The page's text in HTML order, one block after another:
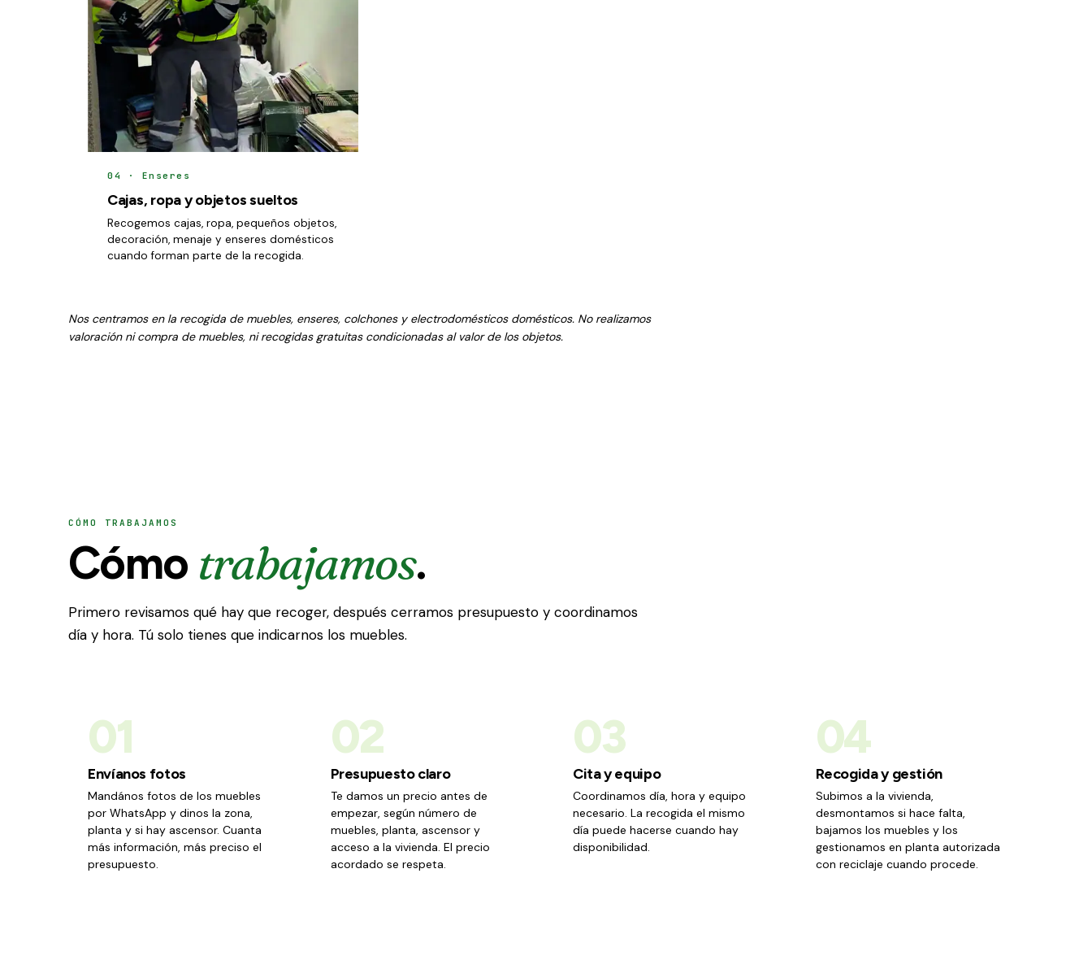
04 · Enseres
Cajas, ropa y objetos sueltos
Recogemos cajas, ropa, pequeños objetos,
decoración, menaje y enseres domésticos
cuando forman parte de la recogida.
Nos centramos en la recogida de muebles, enseres, colchones y electrodomésticos domésticos. No realizamos
valoración ni compra de muebles, ni recogidas gratuitas condicionadas al valor de los objetos.
CÓMO TRABAJAMOS
Cómo trabajamos.
Primero revisamos qué hay que recoger, después cerramos presupuesto y coordinamos
día y hora. Tú solo tienes que indicarnos los muebles.
01
Envíanos fotos
Mandános fotos de los muebles
por WhatsApp y dinos la zona,
planta y si hay ascensor. Cuanta
más información, más preciso el
presupuesto.
02
Presupuesto claro
Te damos un precio antes de
empezar, según número de
muebles, planta, ascensor y
acceso a la vivienda. El precio
acordado se respeta.
03
Cita y equipo
Coordinamos día, hora y equipo
necesario. La recogida el mismo
día puede hacerse cuando hay
disponibilidad.
04
Recogida y gestión
Subimos a la vivienda,
desmontamos si hace falta,
bajamos los muebles y los
gestionamos en planta autorizada
con reciclaje cuando procede.